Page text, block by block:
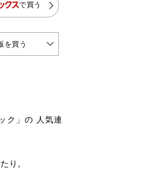
で買う
を買う
ク」の 人気連
り。